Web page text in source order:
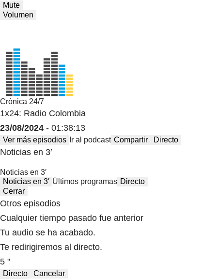
Mute
Volumen
Crónica 24/7
1x24: Radio Colombia
23/08/2024 - 01:38:13
Ver más episodios Ir al podcast Compartir Directo
Noticias en 3′
Noticias en 3′
Noticias en 3′ Últimos programas Directo
Cerrar
Otros episodios
Cualquier tiempo pasado fue anterior
Tu audio se ha acabado.
Te redirigiremos al directo.
5 "
Directo
Cancelar